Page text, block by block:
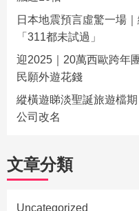
日本地震預言虛驚一場
「311都未試過」
迎2025｜20萬西歐跨年
民願外遊花錢
縱橫遊睇淡聖誕旅遊檔
公司改名
文章分類
Uncategorized